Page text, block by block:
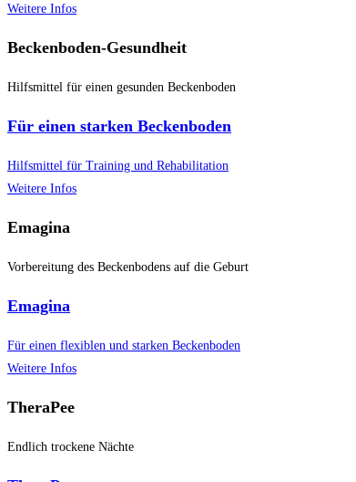
Weitere Infos
Beckenboden-Gesundheit
Hilfsmittel für einen gesunden Beckenboden
Für einen starken Beckenboden
Hilfsmittel für Training und Rehabilitation
Weitere Infos
Emagina
Vorbereitung des Beckenbodens auf die Geburt
Emagina
Für einen flexiblen und starken Beckenboden
Weitere Infos
TheraPee
Endlich trockene Nächte